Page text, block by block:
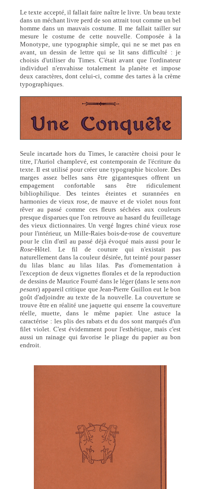
Le texte accepté, il fallait faire naître le livre. Un beau texte
dans un méchant livre perd de son attrait tout comme un bel
homme dans un mauvais costume. Il me fallait tailler sur
mesure le costume de cette nouvelle. Composée à la
Monotype, une typographie simple, qui ne se met pas en
avant, un dessin de lettre qui se lit sans difficulté : je
choisis d'utiliser du Times. C'était avant que l'ordinateur
individuel n'envahisse totalement la planète et impose
deux caractères, dont celui-ci, comme des tartes à la crème
typographiques.
Seule incartade hors du Times, le caractère choisi pour le
titre, l'Auriol champlevé, est contemporain de l'écriture du
texte. Il est utilisé pour créer une typographie bicolore. Des
marges assez belles sans être gigantesques offrent un
empagement confortable sans être ridiculement
bibliophilique. Des teintes éteintes et surannées en
harmonies de vieux rose, de mauve et de violet nous font
rêver au passé comme ces fleurs séchées aux couleurs
presque disparues que l'on retrouve au hasard du feuilletage
des vieux dictionnaires. Un vergé Ingres chiné vieux rose
pour l'intérieur, un Mille-Raies bois-de-rose de couverture
pour le clin d'œil au passé déjà évoqué mais aussi pour le
Rose-Hôtel. Le fil de couture qui n'existait pas
naturellement dans la couleur désirée, fut teinté pour passer
du lilas blanc au lilas lilas. Pas d'ornementation à
l'exception de deux vignettes florales et de la reproduction
de dessins de Maurice Fourré dans le léger (dans le sensnon
pesant) appareil critique que Jean-Pierre Guillon eut le bon
goût d'adjoindre au texte de la nouvelle. La couverture se
trouve être en réalité une jaquette qui enserre la couverture
réelle, muette, dans le même papier. Une astuce la
caractérise : les plis des rabats et du dos sont marqués d'un
filet violet. C'est évidemment pour l'esthétique, mais c'est
aussi un rainage qui favorise le pliage du papier au bon
endroit.